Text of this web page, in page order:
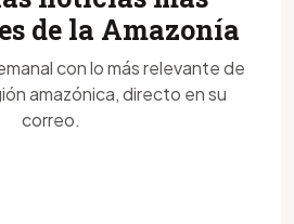
de la Amazonía
con lo más relevante de
amazónica, directo en su
correo.